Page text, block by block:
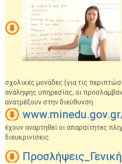
σχολικές μονάδες (για τις
ανάληψης υπηρεσίας, οι
ανατρέξουν στην διεύθυνση
έχουν αναρτηθεί οι απαραίτητες
διευκρινίσεις.